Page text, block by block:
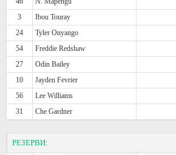
3
Ibou Touray
24
Tyler Onyango
54
Freddie Redshaw
27
Odin Bailey
10
Jayden Fevrier
56
Lee Williams
31
Che Gardner
РЕЗЕРВИ: